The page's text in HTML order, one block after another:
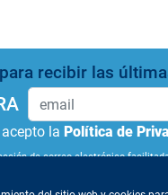
recibir las
la Política de
de correo electrónico
correos que recibe. Obtenga